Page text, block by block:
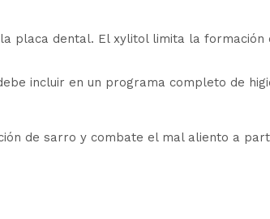
placa dental. El xylitol limita la
incluir en un programa completo de
de sarro y combate el mal aliento a